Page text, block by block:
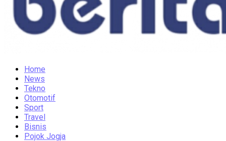
Home
News
Tekno
Otomotif
Sport
Travel
Bisnis
Pojok Jogja